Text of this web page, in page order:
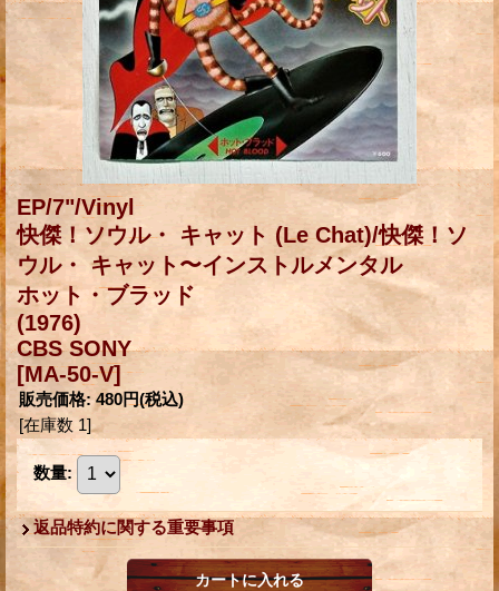
EP/7"/Vinyl
快傑！ソウル・ キャット (Le Chat)/快傑！ソ
ウル・ キャット〜インストルメンタル
ホット・ブラッド
(1976)
CBS SONY
[MA-50-V]
販売価格: 480円(税込)
[在庫数 1]
数量:
返品特約に関する重要事項